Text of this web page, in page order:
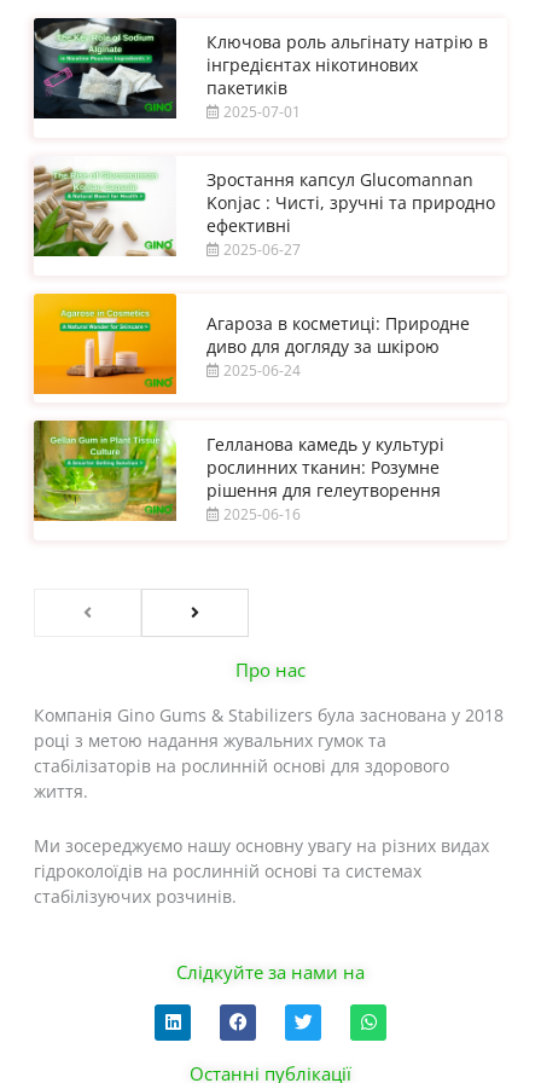
Ключова роль альгінату натрію в
інгредієнтах нікотинових
пакетиків
2025-07-01
Зростання капсул Glucomannan
Konjac : Чисті, зручні та природно
ефективні
2025-06-27
Агароза в косметиці: Природне
диво для догляду за шкірою
2025-06-24
Гелланова камедь у культурі
рослинних тканин: Розумне
рішення для гелеутворення
2025-06-16
Про нас
Компанія Gino Gums & Stabilizers була заснована у 2018
році з метою надання жувальних гумок та
стабілізаторів на рослинній основі для здорового
життя.
Ми зосереджуємо нашу основну увагу на різних видах
гідроколоїдів на рослинній основі та системах
стабілізуючих розчинів.
Слідкуйте за нами на
L
i
n
F
a
c
e
T
w
i
t
W
h
a
Останні публікації